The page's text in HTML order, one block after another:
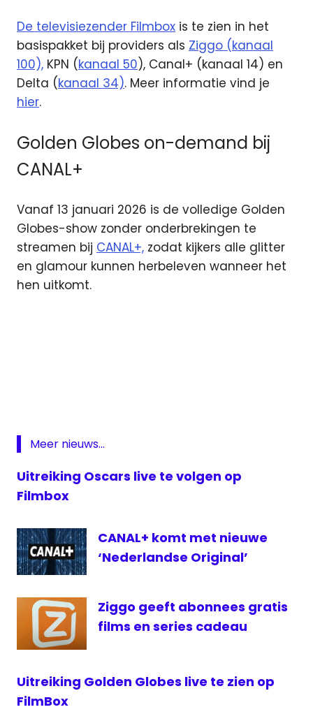
De televisiezender Filmbox is te zien in het
basispakket bij providers als Ziggo (kanaal
100), KPN (kanaal 50), Canal+ (kanaal 14) en
Delta (kanaal 34). Meer informatie vind je
hier.
Golden Globes on-demand bij
CANAL+
Vanaf 13 januari 2026 is de volledige Golden
Globes-show zonder onderbrekingen te
streamen bij CANAL+, zodat kijkers alle glitter
en glamour kunnen herbeleven wanneer het
hen uitkomt.
Globes
Meer nieuws...
Uitreiking Oscars live te volgen op
Filmbox
CANAL+ komt met nieuwe
‘Nederlandse Original’
Ziggo geeft abonnees gratis
films en series cadeau
Uitreiking Golden Globes live te zien op
FilmBox